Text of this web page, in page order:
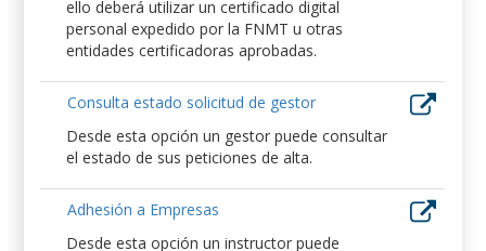
ello deberá utilizar un certificado digital
personal expedido por la FNMT u otras
entidades certificadoras aprobadas.
Consulta estado solicitud de gestor
Desde esta opción un gestor puede consultar
el estado de sus peticiones de alta.
Adhesión a Empresas
Desde esta opción un instructor puede